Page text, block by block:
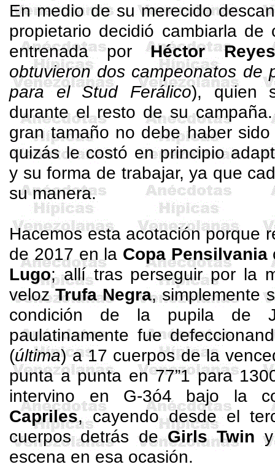
En medio de su merecido
propietario decidió cambiarla
entrenada porHéctor
obtuvieron dos campeonatos de
para el Stud Ferálico), quien
durante el resto de su
gran tamaño no debe haber
quizás le costó en principio
y su forma de trabajar, ya que
su manera.
Hacemos esta acotación porque
de 2017 en la Copa Pensilvania
Lugo; allí tras perseguir por la
velozTrufa Negra, simplemente
condición de la pupila de
paulatinamente fue
(última) a 17 cuerpos de la
punta a punta en 77”1 para
intervino en G-3ó4 bajo la
Capriles, cayendo desde el
cuerpos detrás deGirlsTwin
escena en esa ocasión.